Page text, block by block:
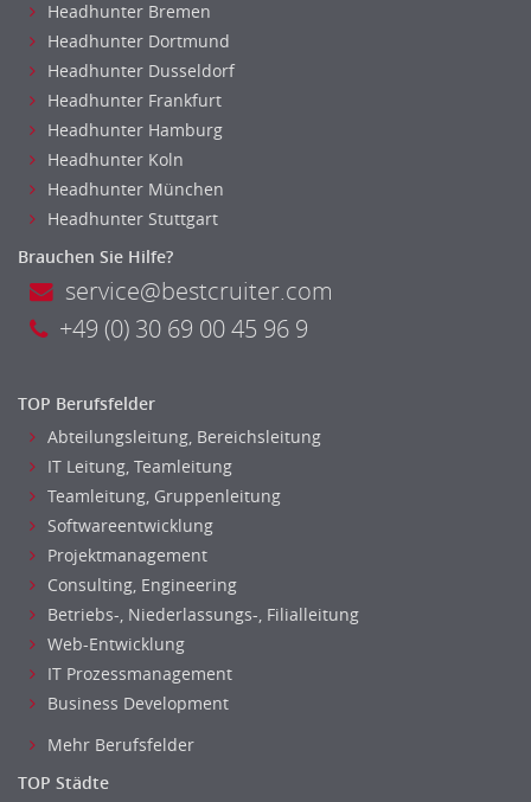
Finanzen Leitung, Teamleitung
Finanzen Prozessmanagement
Rechnungswesen
Revision
Steuern
Beauty, Wellness
Fertigung, Produktion
Holzhandwerk
Handwerk, Dienstleistung & Fertigung Leitung, Teamleitung
Maler, Lackierer
Mechaniker
Metallhandwerk
Nahrungsmittelherstellung, -verarbeitung
Raumgestaltung
Reiseverkehr, Touristik
Sicherheitsdienste, Schutzdienste
Automatisierungstechnik
Elektrotechnik, Elektronik
Energie und Umwelttechnik
Headhunter Bremen
Headhunter Dortmund
Headhunter Dusseldorf
Headhunter Frankfurt
Headhunter Hamburg
Headhunter Koln
Headhunter München
Headhunter Stuttgart
Brauchen Sie Hilfe?
service@bestcruiter.com
+49 (0) 30 69 00 45 96 9
TOP Berufsfelder
Abteilungsleitung, Bereichsleitung
IT Leitung, Teamleitung
Teamleitung, Gruppenleitung
Softwareentwicklung
Projektmanagement
Consulting, Engineering
Betriebs-, Niederlassungs-, Filialleitung
Web-Entwicklung
IT Prozessmanagement
Business Development
Mehr Berufsfelder
TOP Städte